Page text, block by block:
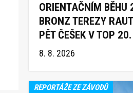
ORIENTAČNÍM BĚHU
BRONZ TEREZY
PĚT ČEŠEK V TOP 20.
8. 8. 2026
REPORTÁŽE ZE ZÁVODŮ